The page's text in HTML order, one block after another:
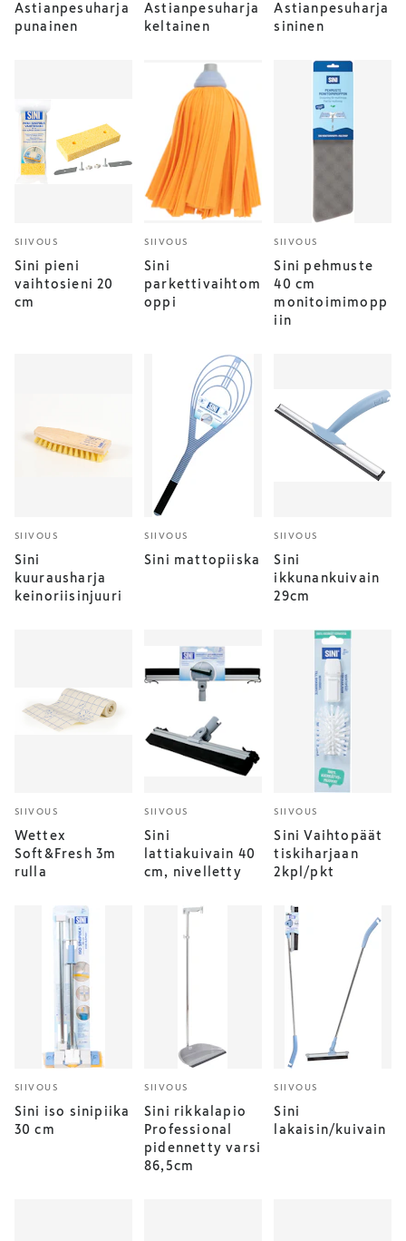
Astianpesuharja
punainen
Astianpesuharja
keltainen
Astianpesuharja
sininen
SIIVOUS
Sini pieni
vaihtosieni 20
cm
SIIVOUS
Sini
parkettivaihtom
oppi
SIIVOUS
Sini pehmuste
40 cm
monitoimimopp
iin
SIIVOUS
Sini
kuurausharja
keinoriisinjuuri
SIIVOUS
Sini mattopiiska
SIIVOUS
Sini
ikkunankuivain
29cm
SIIVOUS
Wettex
Soft&Fresh 3m
rulla
SIIVOUS
Sini
lattiakuivain 40
cm, nivelletty
SIIVOUS
Sini Vaihtopäät
tiskiharjaan
2kpl/pkt
SIIVOUS
Sini iso sinipiika
30 cm
SIIVOUS
Sini rikkalapio
Professional
pidennetty varsi
86,5cm
SIIVOUS
Sini
lakaisin/kuivain